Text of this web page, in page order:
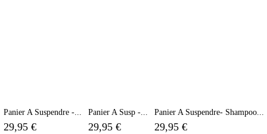
Panier A Suspendre -...
29,95 €
Panier A Susp -...
29,95 €
Panier A Suspendre- Shampoo...
29,95 €